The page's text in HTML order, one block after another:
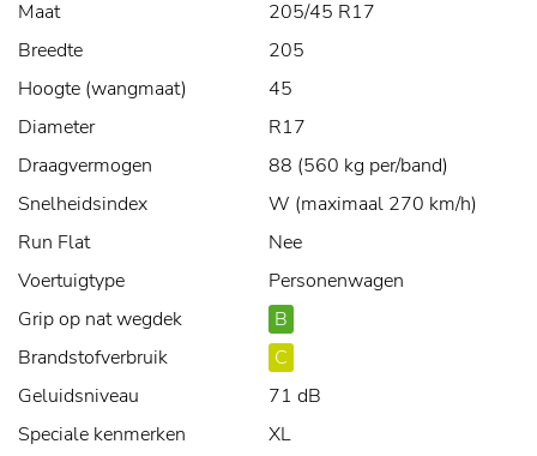
Maat
205/45 R17
Breedte
205
Hoogte (wangmaat)
45
Diameter
R17
Draagvermogen
88 (560 kg per/band)
Snelheidsindex
W (maximaal 270 km/h)
Run Flat
Nee
Voertuigtype
Personenwagen
Grip op nat wegdek
B
Brandstofverbruik
C
Geluidsniveau
71 dB
Speciale kenmerken
XL